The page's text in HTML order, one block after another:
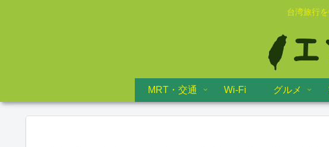
台湾旅行
MRT・交通 Wi-Fi グルメ